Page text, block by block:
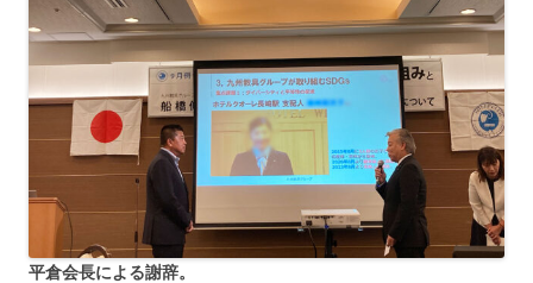
平倉会長による謝辞。